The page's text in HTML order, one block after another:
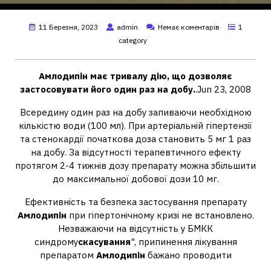
11 Березня, 2023 admin Немає коментарів
1
category
Амлодипін має тривалу дію, що дозволяє
застосовувати його один раз на добу..Jun 23, 2008
Всередину один раз на добу запиваючи необхідною
кількістю води (100 мл). При артеріальній гіпертензії
та стенокардії початкова доза становить 5 мг 1 раз
на добу. За відсутності терапевтичного ефекту
протягом 2-4 тижнів дозу препарату можна збільшити
до максимальної добової дози 10 мг.
Ефективність та безпека застосування препарату
Амлодипін при гіпертонічному кризі не встановлено.
Незважаючи на відсутність у БМКК
синдромускасування", припинення лікування
препаратом Амлодипін бажано проводити